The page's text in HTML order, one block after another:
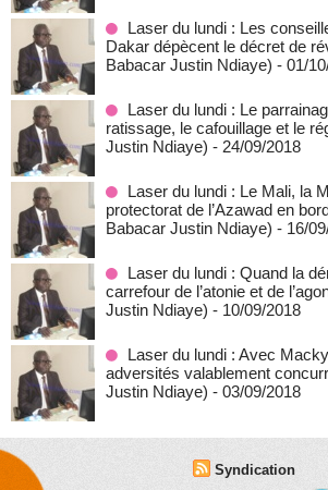
Laser du lundi : Les
Dakar dépècent le décret de
Babacar Justin Ndiaye) - 01/
Laser du lundi : Le
ratissage, le cafouillage et le
Justin Ndiaye) - 24/09/2018
Laser du lundi : Le Mali, la
protectorat de l’Azawad en
Babacar Justin Ndiaye) - 16/
Laser du lundi : Quand la
carrefour de l’atonie et de
Justin Ndiaye) - 10/09/2018
Laser du lundi : Avec
adversités valablement
Justin Ndiaye) - 03/09/2018
Syndication